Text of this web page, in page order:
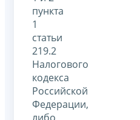
пункта
1
статьи
219.2
Налогового
кодекса
Российской
Федерации,
либо